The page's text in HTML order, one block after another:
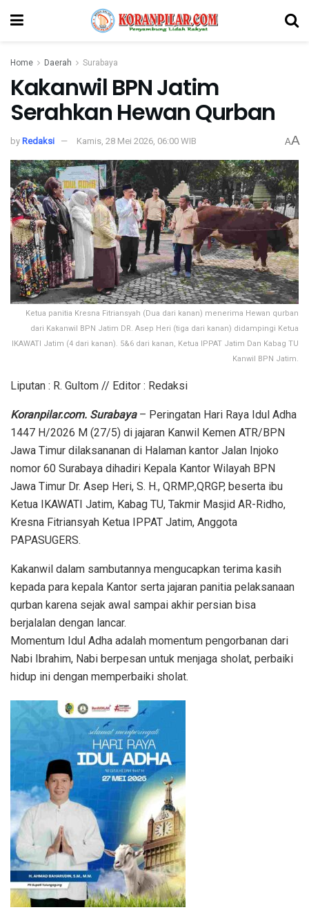
Home Daerah Surabaya
Kakanwil BPN Jatim
Serahkan Hewan Qurban
by Redaksi Kamis, 28 Mei 2026, 06:00 WIB AA
Ketua panitia Kresna Fitriansyah (Dua dari kanan) menerima Hewan qurban
dari Kakanwil BPN Jatim DR. Asep Heri (tiga dari kanan) didampingi Ketua
IKAWATI Jatim (4 dari kanan). 5&6 dari kanan, Ketua IPPAT Jatim Dan Kabag TU
Kanwil BPN Jatim.
Liputan : R. Gultom // Editor : Redaksi
Koranpilar.com. Surabaya– Peringatan Hari Raya Idul Adha
1447 H/2026 M (27/5) di jajaran Kanwil Kemen ATR/BPN
Jawa Timur dilaksananan di Halaman kantor Jalan Injoko
nomor 60 Surabaya dihadiri Kepala Kantor Wilayah BPN
Jawa Timur Dr. Asep Heri, S. H., QRMP.,QRGP, beserta ibu
Ketua IKAWATI Jatim, Kabag TU, Takmir Masjid AR-Ridho,
Kresna Fitriansyah Ketua IPPAT Jatim, Anggota
PAPASUGERS.
Kakanwil dalam sambutannya mengucapkan terima kasih
kepada para kepala Kantor serta jajaran panitia pelaksanaan
qurban karena sejak awal sampai akhir persian bisa
berjalalan dengan lancar.
Momentum Idul Adha adalah momentum pengorbanan dari
Nabi Ibrahim, Nabi berpesan untuk menjaga sholat, perbaiki
hidup ini dengan memperbaiki sholat.